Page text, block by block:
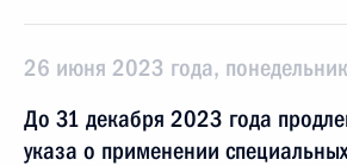
26 июня 2023 года, понедельник
До 31 декабря 2023 года
указа о применении